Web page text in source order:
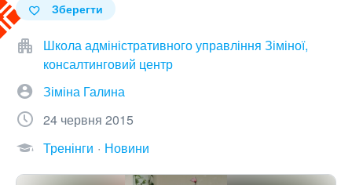
Зберегти
Школа адміністративного управління Зіміної,
консалтинговий центр
Зіміна Галина
24 червня 2015
Тренінги
Новини